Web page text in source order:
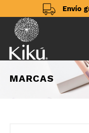
Envío
MARCAS